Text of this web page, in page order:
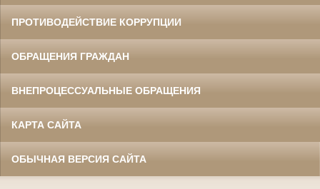
ПРОТИВОДЕЙСТВИЕ КОРРУПЦИИ
ОБРАЩЕНИЯ ГРАЖДАН
ВНЕПРОЦЕССУАЛЬНЫЕ ОБРАЩЕНИЯ
КАРТА САЙТА
ОБЫЧНАЯ ВЕРСИЯ САЙТА